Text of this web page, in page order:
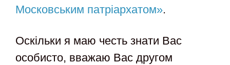
Московським патріархатом».
Оскільки я маю честь знати Вас
особисто, вважаю Вас другом